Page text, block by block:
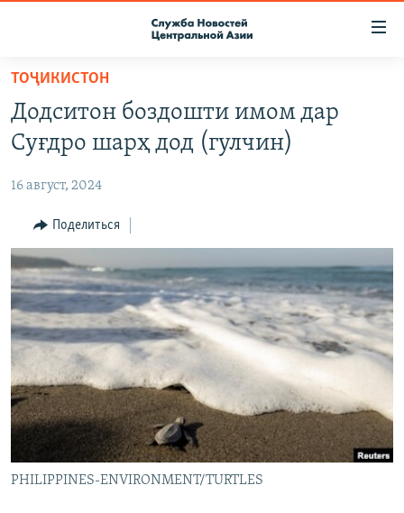
Вернуться
основному
содержанию
Вернутся
навигации
Вернутся
поиску
ПОДПИСКА
КОНТАКТЫ
RFE/RL ДИРЕКТ
НАСТОЯЩЕЕ ВРЕМЯ
МИГРАНТ МЕДИА
ТОҶИКИСТОН
Додситон боздошти имом дар
Суғдро шарҳ дод (гулчин)
16 август, 2024
Поделиться
PHILIPPINES-ENVIRONMENT/TURTLES